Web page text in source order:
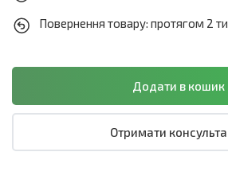
Повернення товару: протягом 2
Отримати